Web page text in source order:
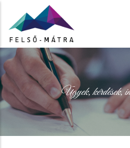
tartalomra
Ügyek, kérdések,